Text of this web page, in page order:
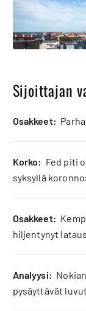
Sijoittajan
osakkeet:
korko: Fed piti
syksyllä
osakkeet:
hiljentynyt
analyysi:
pysäyttävät luvut.